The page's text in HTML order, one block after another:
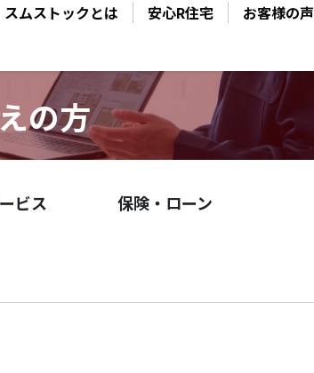
スムストックとは 安心R住宅 お客様の声
の方
ビス 保険・ローン